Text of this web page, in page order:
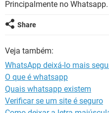
GUIA DE COMPRAS
CELULAR
OUTLOOK
GUIA DE COMPRAS
Principalmente no Whatsapp.
Share
Veja também:
WhatsApp deixá-lo mais
O que é whatsapp
Quais whatsapp existem
Verificar se um site é seguro